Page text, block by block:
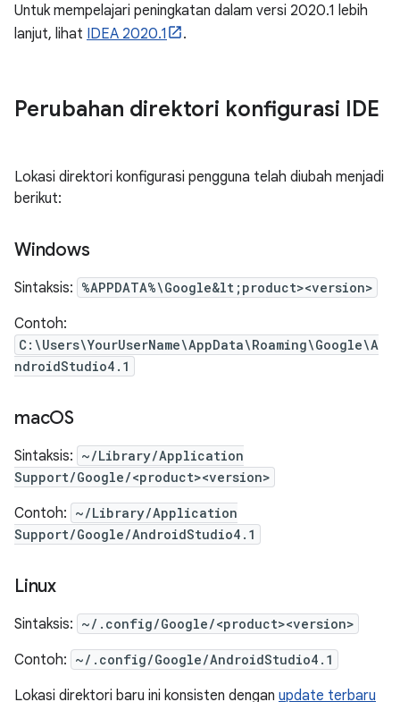
Untuk mempelajari peningkatan dalam versi 2020.1 lebih
lanjut, lihat IDEA 2020.1 .
Perubahan direktori konfigurasi IDE
Lokasi direktori konfigurasi pengguna telah diubah menjadi
berikut:
Windows
Sintaksis: %APPDATA%\Google&lt;product><version>
Contoh:
C:\Users\YourUserName\AppData\Roaming\Google\A
ndroidStudio4.1
macOS
Sintaksis: ~/Library/Application
Support/Google/<product><version>
Contoh: ~/Library/Application
Support/Google/AndroidStudio4.1
Linux
Sintaksis: ~/.config/Google/<product><version>
Contoh: ~/.config/Google/AndroidStudio4.1
Lokasi direktori baru ini konsisten dengan update terbaru